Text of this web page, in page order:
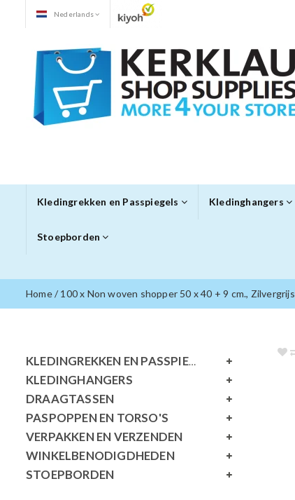
Nederlands
Kledingrekken en Passpiegels Kledinghangers
Stoepborden
Home/100 x Non woven shopper 50 x 40 + 9 cm., Zilvergrijs
KLEDINGREKKEN EN PASSPIEGELS
KLEDINGHANGERS
DRAAGTASSEN
PASPOPPEN EN TORSO'S
VERPAKKEN EN VERZENDEN
WINKELBENODIGDHEDEN
STOEPBORDEN